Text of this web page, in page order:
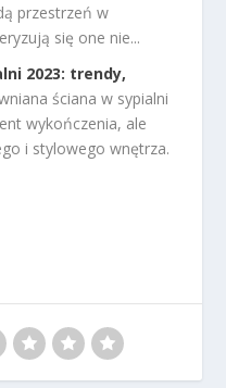
przestrzeń w
się one nie...
2023: trendy,
ściana w sypialni
wykończenia, ale
i stylowego wnętrza.